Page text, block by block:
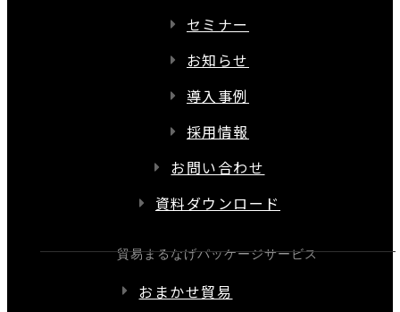
セミナー
お知らせ
導入事例
採用情報
お問い合わせ
資料ダウンロード
貿易まるなげパッケージサービス
おまかせ貿易